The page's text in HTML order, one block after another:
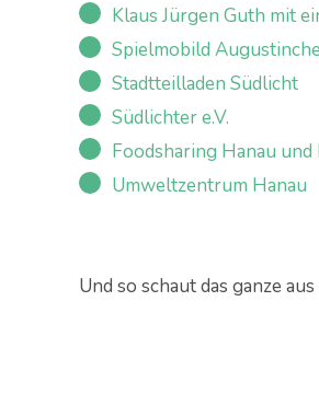
Klaus Jürgen Guth mit
Spielmobild
Stadtteilladen Südlicht
Südlichter e.V.
Foodsharing Hanau und
Umweltzentrum Hanau
Und so schaut das ganze